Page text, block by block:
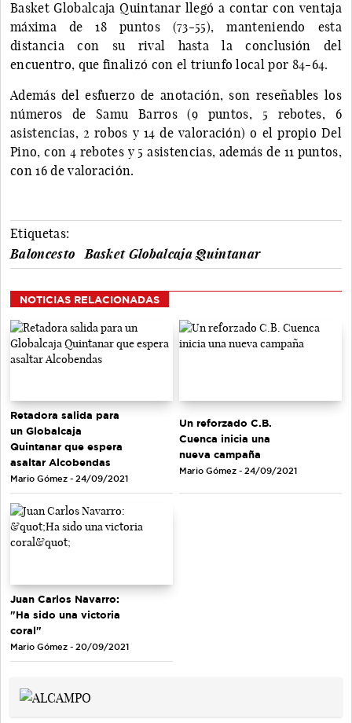
Basket Globalcaja Quintanar llegó a contar con ventaja
máxima de 18 puntos (73-55), manteniendo esta
distancia con su rival hasta la conclusión del
encuentro, que finalizó con el triunfo local por 84-64.
Además del esfuerzo de anotación, son reseñables los
números de Samu Barros (9 puntos, 5 rebotes, 6
asistencias, 2 robos y 14 de valoración) o el propio Del
Pino, con 4 rebotes y 5 asistencias, además de 11 puntos,
con 16 de valoración.
Etiquetas:
Baloncesto
Basket Globalcaja Quintanar
NOTICIAS RELACIONADAS
Retadora salida para
un Globalcaja
Quintanar que espera
asaltar Alcobendas
Mario Gómez - 24/09/2021
Un reforzado C.B.
Cuenca inicia una
nueva campaña
Mario Gómez - 24/09/2021
Juan Carlos Navarro:
"Ha sido una victoria
coral"
Mario Gómez - 20/09/2021